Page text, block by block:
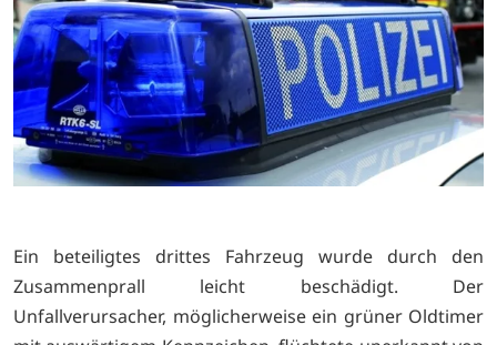
Ein beteiligtes drittes Fahrzeug wurde durch den
Zusammenprall leicht beschädigt. Der
Unfallverursacher, möglicherweise ein grüner Oldtimer